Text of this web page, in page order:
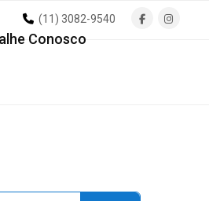
(11) 3082-9540
Conosco